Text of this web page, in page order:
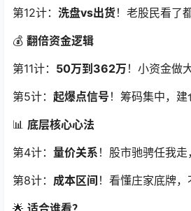
第12计： 洗盘vs出货！老股民看了
💰 翻倍资金逻辑
第11计： 50万到362万 ！小资金做
第5计： 起爆点信号 ！筹码集中，
📊 底层核心心法
第4计： 量价关系 ！股市驰骋任我走
第8计： 成本区间 ！看懂庄家底牌，